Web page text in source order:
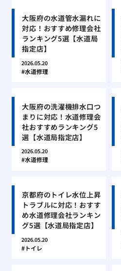
大阪府の水道管水漏れに
対応！おすすめ修理会社
ランキング5選【水道局
指定店】
2026.05.20
水道修理
大阪府の洗濯機排水口つ
まりに対応！水道修理会
社おすすめランキング5
選【水道局指定店】
2026.05.20
水道修理
京都府のトイレ水位上昇
トラブルに対応！おすす
め水道修理会社ランキン
グ5選【水道局指定店】
2026.05.20
トイレ